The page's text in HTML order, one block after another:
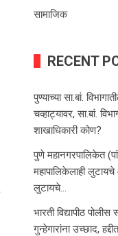
सामाजिक
RECENT
पुण्याच्या सा.बां.
चव्हाट्यावर, सा.बां.
शाखाधिकारी कोण?
पुणे महानगरपालिकेत
महापालिकेलाही
लुटायचे…
भारती विद्यापीठ
गुन्हेगारांना उच्छाद,